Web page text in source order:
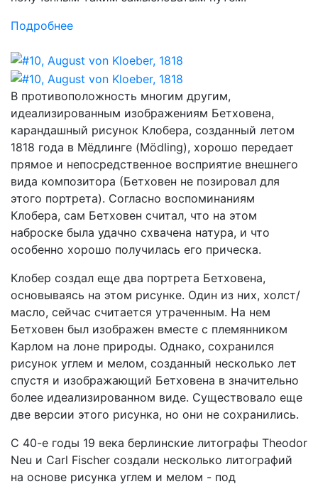
Подробнее
В противоположность многим другим,
идеализированным изображениям Бетховена,
карандашный рисунок Клобера, созданный летом
1818 года в Мёдлинге (Mödling), хорошо передает
прямое и непосредственное восприятие внешнего
вида композитора (Бетховен не позировал для
этого портрета). Согласно воспоминаниям
Клобера, сам Бетховен считал, что на этом
наброске была удачно схвачена натура, и что
особенно хорошо получилась его прическа.
Клобер создал еще два портрета Бетховена,
основываясь на этом рисунке. Один из них, холст/
масло, сейчас считается утраченным. На нем
Бетховен был изображен вместе с племянником
Карлом на лоне природы. Однако, сохранился
рисунок углем и мелом, созданный несколько лет
спустя и изображающий Бетховена в значительно
более идеализированном виде. Существовало еще
две версии этого рисунка, но они не сохранились.
С 40-е годы 19 века берлинские литографы Theodor
Neu и Carl Fischer создали несколько литографий
на основе рисунка углем и мелом - под